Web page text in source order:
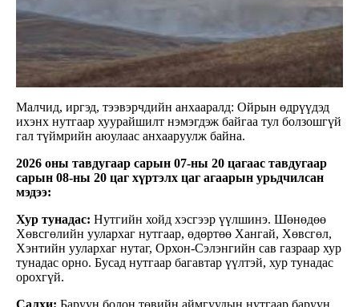
Малчид, иргэд, тээвэрчдийн анхааралд: Ойрын өдрүүдэд
ихэнх нутгаар хуурайшилт нэмэгдэж байгаа тул болзошгүй
гал түймрийн аюулаас анхааруулж байна.
2026 оны тавдугаар сарын 07-ны 20 цагаас тавдугаар
сарын 08-ны 20 цаг хүртэлх цаг агаарын урьдчилсан
мэдээ:
Хур тунадас: Нутгийн хойд хэсгээр үүлшинэ. Шөнөдөө
Хөвсгөлийн уулархаг нутгаар, өдөртөө Хангай, Хөвсгөл,
Хэнтийн уулархаг нутаг, Орхон-Сэлэнгийн сав газраар хур
тунадас орно. Бусад нутгаар багавтар үүлтэй, хур тунадас
орохгүй.